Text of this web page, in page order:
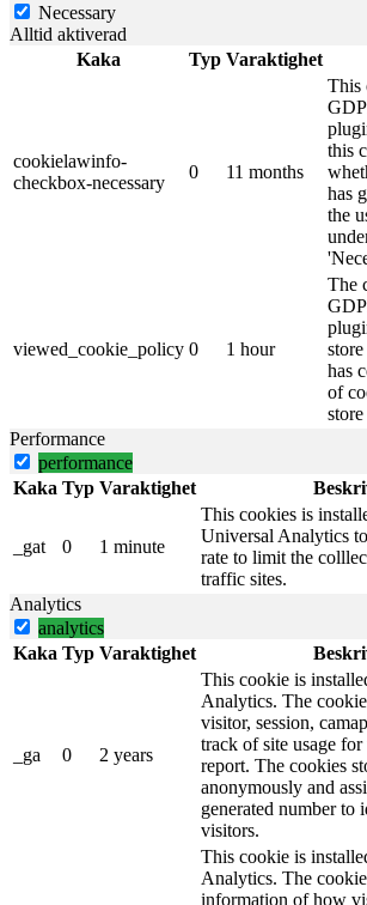
Necessary
Alltid aktiverad
Kaka
Typ Varaktighet
cookielawinfo-
checkbox-necessary
0 11 months
This
this
has
the
viewed_cookie_policy 0 1 hour
The
has
of
Performance
performance
Kaka Typ Varaktighet
_gat 0 1 minute
This cookies is
Universal Analytics
rate to limit the
traffic sites.
Analytics
analytics
Kaka Typ Varaktighet
_ga 0 2 years
This cookie is
Analytics. The
visitor, session,
track of site usage
report. The cookies
anonymously and
generated number to
visitors.
This cookie is
Analytics. The
information of how